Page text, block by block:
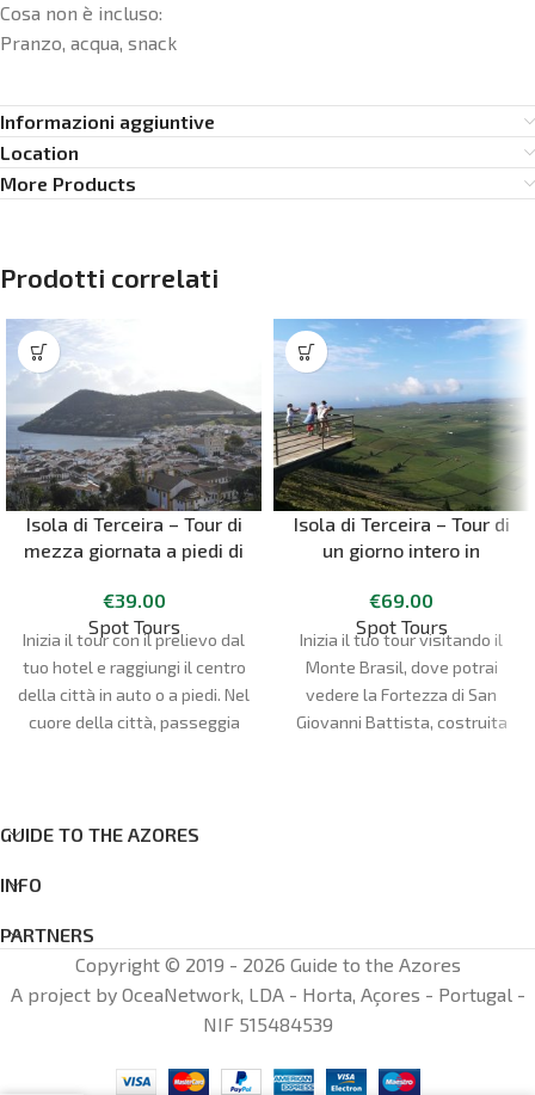
Cosa non è incluso:
Pranzo, acqua, snack
Informazioni aggiuntive
Location
More Products
Prodotti correlati
Isola di Terceira – Tour di
mezza giornata a piedi di
€39.00
Spot Tours
Inizia il tour con il prelievo dal
tuo hotel e raggiungi il centro
della città in auto o a piedi. Nel
cuore della città, passeggia
Visita la Cattedrale di Angra
controverse, e il Palácio dos
Capitaes Generais (ingresso
facoltativo), che fu
generale delle Azzorre.
Isola di Terceira – Tour di
un giorno intero in
€69.00
Spot Tours
Inizia il tuo tour visitando il
Monte Brasil, dove potrai
vedere la Fortezza di San
Giovanni Battista, costruita
GUIDE TO THE AZORES
INFO
PARTNERS
Copyright © 2019 - 2026 Guide to the Azores
A project by OceaNetwork, LDA - Horta, Açores - Portugal -
NIF 515484539